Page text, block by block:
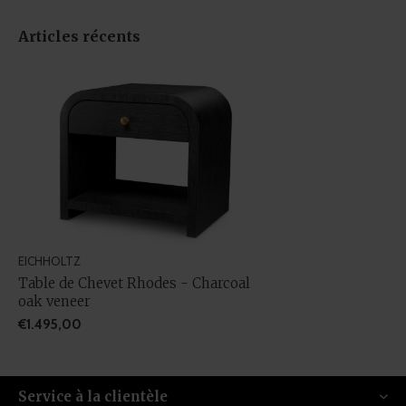
Articles récents
EICHHOLTZ
Table de Chevet Rhodes - Charcoal
oak veneer
€1.495,00
Service à la clientèle